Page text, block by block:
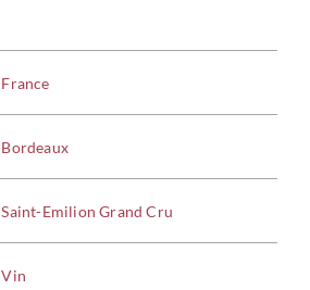
France
Bordeaux
Saint-Emilion Grand Cru
Vin